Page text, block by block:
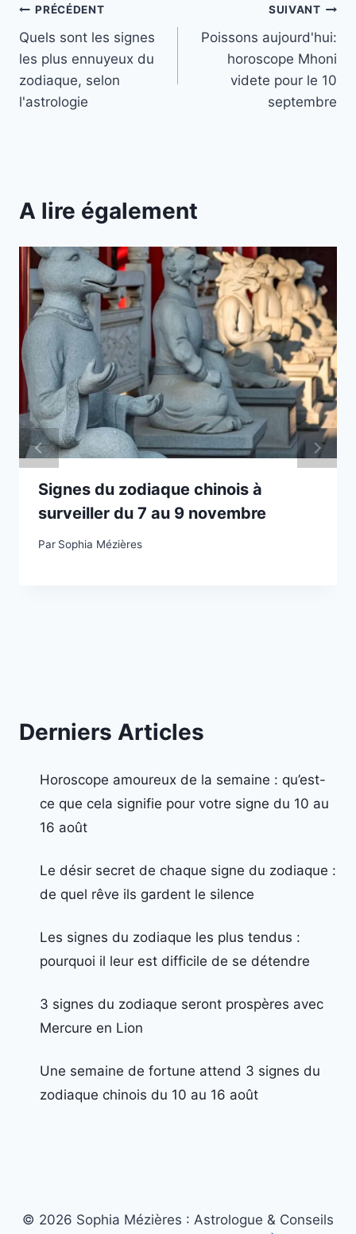
Navigation
de
l’article
PRÉCÉDENT
Quels sont les signes
les plus ennuyeux du
zodiaque, selon
l'astrologie
SUIVANT
Poissons aujourd'hui:
horoscope Mhoni
videte pour le 10
septembre
A lire également
Signes du zodiaque chinois à
surveiller du 7 au 9 novembre
Par Sophia Mézières
Derniers Articles
Horoscope amoureux de la semaine : qu’est-
ce que cela signifie pour votre signe du 10 au
16 août
Le désir secret de chaque signe du zodiaque :
de quel rêve ils gardent le silence
Les signes du zodiaque les plus tendus :
pourquoi il leur est difficile de se détendre
3 signes du zodiaque seront prospères avec
Mercure en Lion
Une semaine de fortune attend 3 signes du
zodiaque chinois du 10 au 16 août
© 2026 Sophia Mézières : Astrologue & Conseils